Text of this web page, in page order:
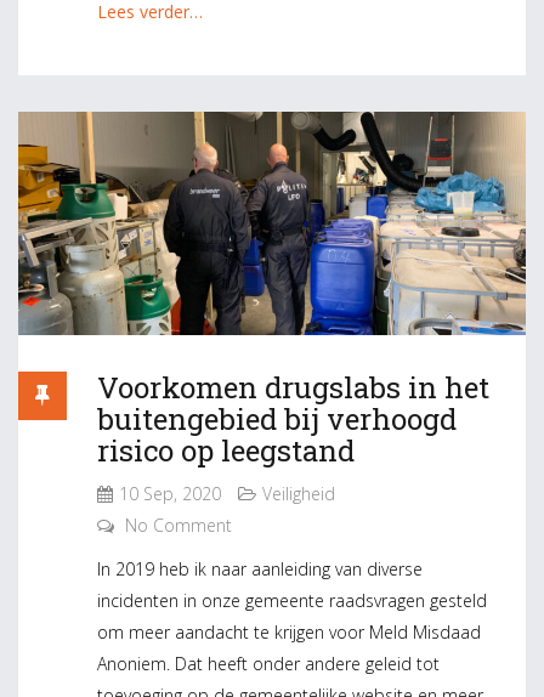
Lees verder…
Voorkomen drugslabs in het
buitengebied bij verhoogd
risico op leegstand
10 Sep, 2020
Veiligheid
No Comment
In 2019 heb ik naar aanleiding van diverse
incidenten in onze gemeente raadsvragen gesteld
om meer aandacht te krijgen voor Meld Misdaad
Anoniem. Dat heeft onder andere geleid tot